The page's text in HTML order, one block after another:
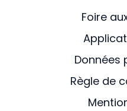
Foire
Données
Règle de